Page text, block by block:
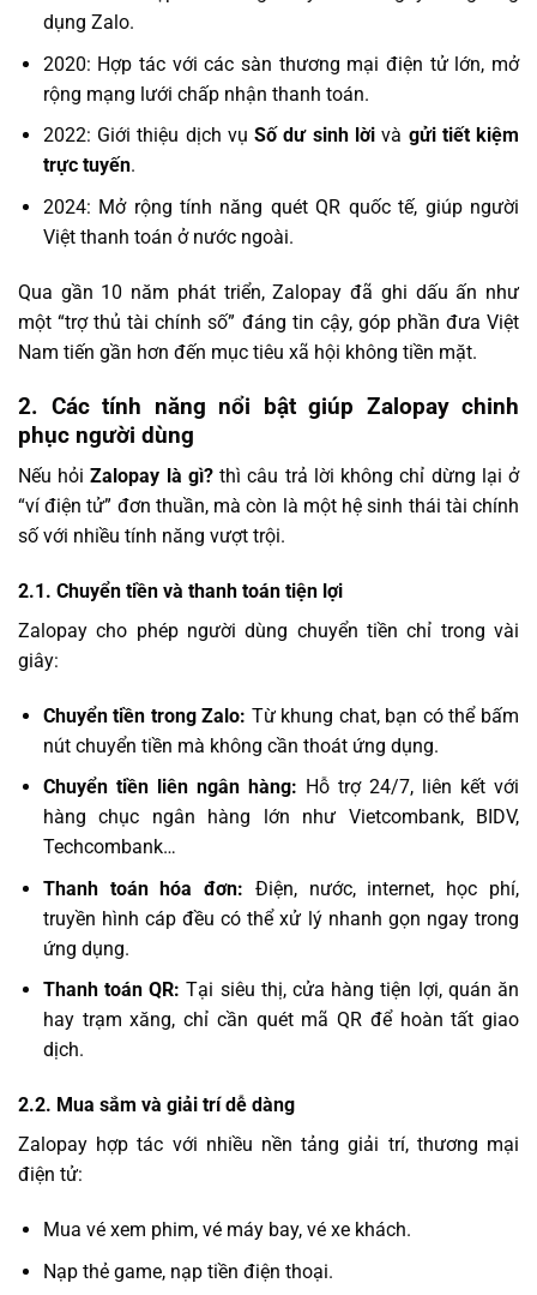
dụng Zalo.
2020: Hợp tác với các sàn thương mại điện tử lớn, mở
rộng mạng lưới chấp nhận thanh toán.
2022: Giới thiệu dịch vụSố dư sinh lờivà gửi tiết kiệm
trực tuyến.
2024: Mở rộng tính năng quét QR quốc tế, giúp người
Việt thanh toán ở nước ngoài.
Qua gần 10 năm phát triển, Zalopay đã ghi dấu ấn như
một “trợ thủ tài chính số” đáng tin cậy, góp phần đưa Việt
Nam tiến gần hơn đến mục tiêu xã hội không tiền mặt.
2. Các tính năng nổi bật giúp Zalopay chinh
phục người dùng
Nếu hỏiZalopay là gì?thì câu trả lời không chỉ dừng lại ở
“ví điện tử” đơn thuần, mà còn là một hệ sinh thái tài chính
số với nhiều tính năng vượt trội.
2.1. Chuyển tiền và thanh toán tiện lợi
Zalopay cho phép người dùng chuyển tiền chỉ trong vài
giây:
Chuyển tiền trong Zalo: Từ khung chat, bạn có thể bấm
nút chuyển tiền mà không cần thoát ứng dụng.
Chuyển tiền liên ngân hàng: Hỗ trợ 24/7, liên kết với
hàng chục ngân hàng lớn như Vietcombank, BIDV,
Techcombank…
Thanh toán hóa đơn: Điện, nước, internet, học phí,
truyền hình cáp đều có thể xử lý nhanh gọn ngay trong
ứng dụng.
Thanh toán QR: Tại siêu thị, cửa hàng tiện lợi, quán ăn
hay trạm xăng, chỉ cần quét mã QR để hoàn tất giao
dịch.
2.2. Mua sắm và giải trí dễ dàng
Zalopay hợp tác với nhiều nền tảng giải trí, thương mại
điện tử:
Mua vé xem phim, vé máy bay, vé xe khách.
Nạp thẻ game, nạp tiền điện thoại.